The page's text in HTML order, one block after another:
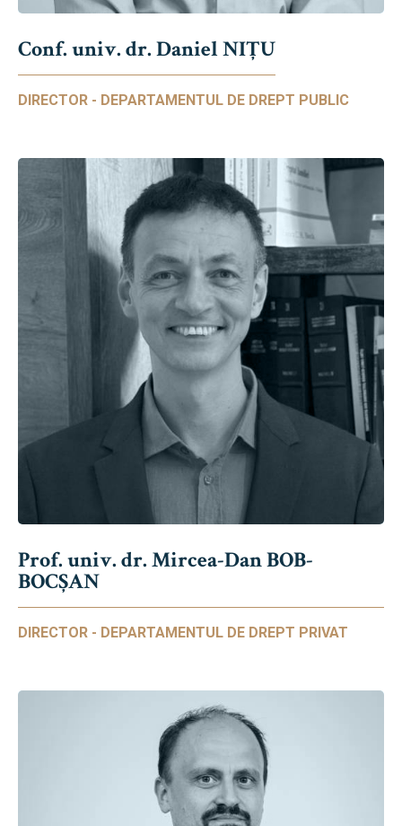
Conf. univ. dr. Daniel NIŢU
DIRECTOR - DEPARTAMENTUL DE DREPT PUBLIC
Prof. univ. dr. Mircea-Dan BOB-
BOCȘAN
DIRECTOR - DEPARTAMENTUL DE DREPT PRIVAT